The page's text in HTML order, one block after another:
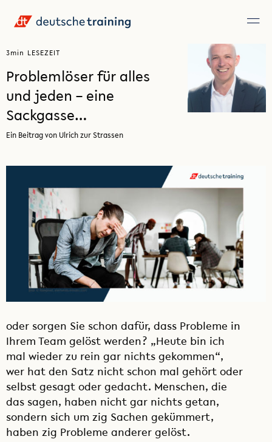
3min LESEZEIT
Problemlöser für alles
und jeden – eine
Sackgasse…
Ein Beitrag von Ulrich zur Strassen
oder sorgen Sie schon dafür, dass Probleme in
Ihrem Team gelöst werden? „Heute bin ich
mal wieder zu rein gar nichts gekommen“,
wer hat den Satz nicht schon mal gehört oder
selbst gesagt oder gedacht. Menschen, die
das sagen, haben nicht gar nichts getan,
sondern sich um zig Sachen gekümmert,
haben zig Probleme anderer gelöst.